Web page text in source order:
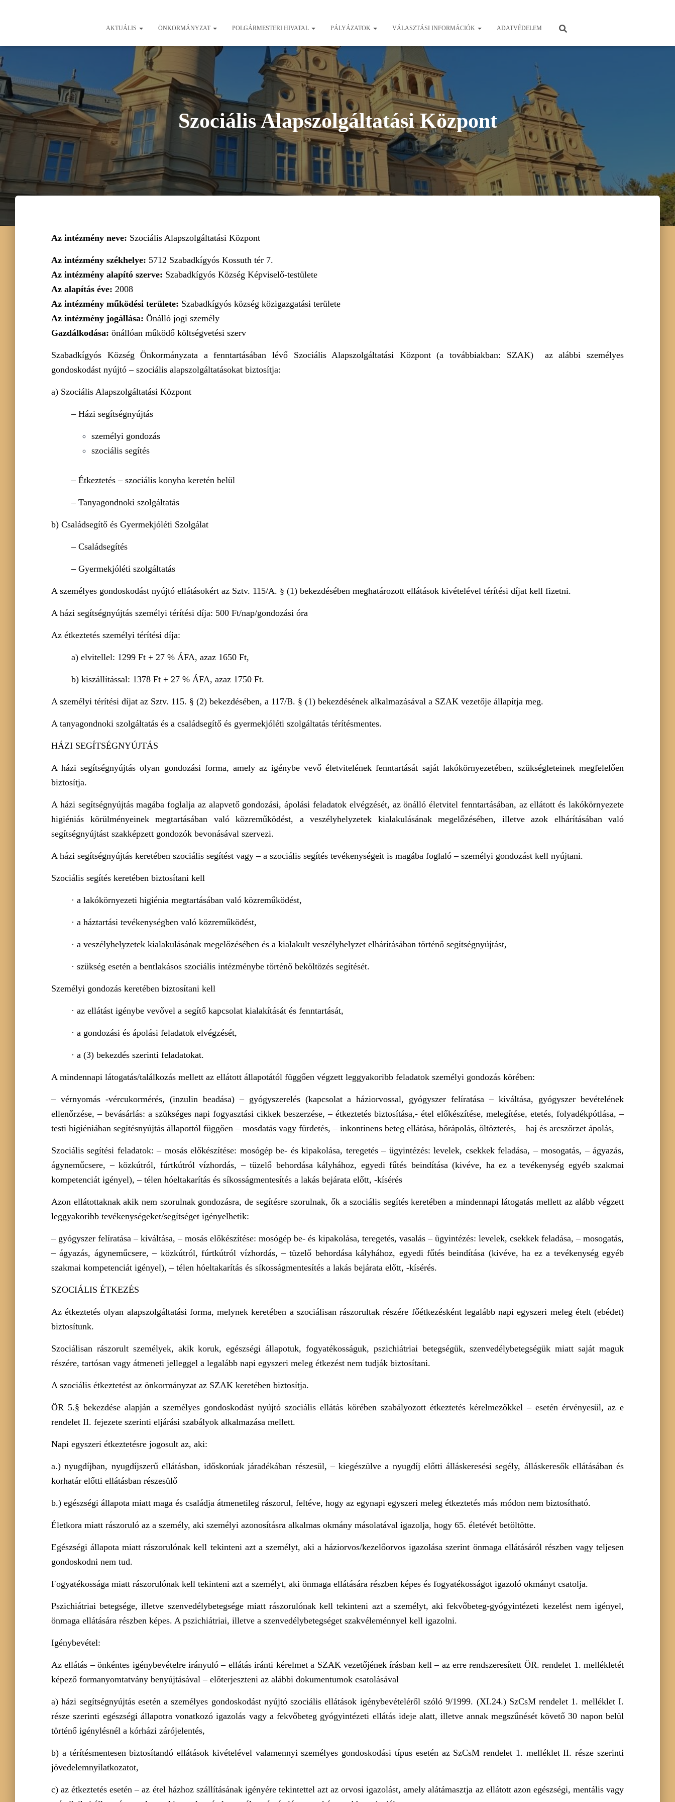
AKTUÁLIS ÖNKORMÁNYZAT POLGÁRMESTERI HIVATAL PÁLYÁZATOK VÁLASZTÁSI INFORMÁCIÓK ADATVÉDELEM
Szociális Alapszolgáltatási Központ
Az intézmény neve: Szociális Alapszolgáltatási Központ
Az intézmény székhelye: 5712 Szabadkígyós Kossuth tér 7.
Az intézmény alapító szerve: Szabadkígyós Község Képviselő-testülete
Az alapítás éve: 2008
Az intézmény működési területe: Szabadkígyós község közigazgatási területe
Az intézmény jogállása: Önálló jogi személy
Gazdálkodása: önállóan működő költségvetési szerv
Szabadkígyós Község Önkormányzata a fenntartásában lévő Szociális Alapszolgáltatási Központ (a továbbiakban: SZAK) az alábbi személyes
gondoskodást nyújtó – szociális alapszolgáltatásokat biztosítja:
a) Szociális Alapszolgáltatási Központ
– Házi segítségnyújtás
személyi gondozás
szociális segítés
– Étkeztetés – szociális konyha keretén belül
– Tanyagondnoki szolgáltatás
b) Családsegítő és Gyermekjóléti Szolgálat
– Családsegítés
– Gyermekjóléti szolgáltatás
A személyes gondoskodást nyújtó ellátásokért az Sztv. 115/A. § (1) bekezdésében meghatározott ellátások kivételével térítési díjat kell fizetni.
A házi segítségnyújtás személyi térítési díja: 500 Ft/nap/gondozási óra
Az étkeztetés személyi térítési díja:
a) elvitellel: 1299 Ft + 27 % ÁFA, azaz 1650 Ft,
b) kiszállítással: 1378 Ft + 27 % ÁFA, azaz 1750 Ft.
A személyi térítési díjat az Sztv. 115. § (2) bekezdésében, a 117/B. § (1) bekezdésének alkalmazásával a SZAK vezetője állapítja meg.
A tanyagondnoki szolgáltatás és a családsegítő és gyermekjóléti szolgáltatás térítésmentes.
HÁZI SEGÍTSÉGNYÚJTÁS
A házi segítségnyújtás olyan gondozási forma, amely az igénybe vevő életvitelének fenntartását saját lakókörnyezetében, szükségleteinek megfelelően
biztosítja.
A házi segítségnyújtás magába foglalja az alapvető gondozási, ápolási feladatok elvégzését, az önálló életvitel fenntartásában, az ellátott és lakókörnyezete
higiéniás körülményeinek megtartásában való közreműködést, a veszélyhelyzetek kialakulásának megelőzésében, illetve azok elhárításában való
segítségnyújtást szakképzett gondozók bevonásával szervezi.
A házi segítségnyújtás keretében szociális segítést vagy – a szociális segítés tevékenységeit is magába foglaló – személyi gondozást kell nyújtani.
Szociális segítés keretében biztosítani kell
· a lakókörnyezeti higiénia megtartásában való közreműködést,
· a háztartási tevékenységben való közreműködést,
· a veszélyhelyzetek kialakulásának megelőzésében és a kialakult veszélyhelyzet elhárításában történő segítségnyújtást,
· szükség esetén a bentlakásos szociális intézménybe történő beköltözés segítését.
Személyi gondozás keretében biztosítani kell
· az ellátást igénybe vevővel a segítő kapcsolat kialakítását és fenntartását,
· a gondozási és ápolási feladatok elvégzését,
· a (3) bekezdés szerinti feladatokat.
A mindennapi látogatás/találkozás mellett az ellátott állapotától függően végzett leggyakoribb feladatok személyi gondozás körében:
– vérnyomás -vércukormérés, (inzulin beadása) – gyógyszerelés (kapcsolat a háziorvossal, gyógyszer felíratása – kiváltása, gyógyszer bevételének
ellenőrzése, – bevásárlás: a szükséges napi fogyasztási cikkek beszerzése, – étkeztetés biztosítása,- étel előkészítése, melegítése, etetés, folyadékpótlása, –
testi higiéniában segítésnyújtás állapottól függően – mosdatás vagy fürdetés, – inkontinens beteg ellátása, bőrápolás, öltöztetés, – haj és arcszőrzet ápolás,
Szociális segítési feladatok: – mosás előkészítése: mosógép be- és kipakolása, teregetés – ügyintézés: levelek, csekkek feladása, – mosogatás, – ágyazás,
ágyneműcsere, – közkútról, fúrtkútról vízhordás, – tüzelő behordása kályhához, egyedi fűtés beindítása (kivéve, ha ez a tevékenység egyéb szakmai
kompetenciát igényel), – télen hóeltakarítás és síkosságmentesítés a lakás bejárata előtt, -kísérés
Azon ellátottaknak akik nem szorulnak gondozásra, de segítésre szorulnak, ők a szociális segítés keretében a mindennapi látogatás mellett az alább végzett
leggyakoribb tevékenységeket/segítséget igényelhetik:
– gyógyszer felíratása – kiváltása, – mosás előkészítése: mosógép be- és kipakolása, teregetés, vasalás – ügyintézés: levelek, csekkek feladása, – mosogatás,
– ágyazás, ágyneműcsere, – közkútról, fúrtkútról vízhordás, – tüzelő behordása kályhához, egyedi fűtés beindítása (kivéve, ha ez a tevékenység egyéb
szakmai kompetenciát igényel), – télen hóeltakarítás és síkosságmentesítés a lakás bejárata előtt, -kísérés.
SZOCIÁLIS ÉTKEZÉS
Az étkeztetés olyan alapszolgáltatási forma, melynek keretében a szociálisan rászorultak részére főétkezésként legalább napi egyszeri meleg ételt (ebédet)
biztosítunk.
Szociálisan rászorult személyek, akik koruk, egészségi állapotuk, fogyatékosságuk, pszichiátriai betegségük, szenvedélybetegségük miatt saját maguk
részére, tartósan vagy átmeneti jelleggel a legalább napi egyszeri meleg étkezést nem tudják biztosítani.
A szociális étkeztetést az önkormányzat az SZAK keretében biztosítja.
ÖR 5.§ bekezdése alapján a személyes gondoskodást nyújtó szociális ellátás körében szabályozott étkeztetés kérelmezőkkel – esetén érvényesül, az e
rendelet II. fejezete szerinti eljárási szabályok alkalmazása mellett.
Napi egyszeri étkeztetésre jogosult az, aki:
a.) nyugdíjban, nyugdíjszerű ellátásban, időskorúak járadékában részesül, – kiegészülve a nyugdíj előtti álláskeresési segély, álláskeresők ellátásában és
korhatár előtti ellátásban részesülő
b.) egészségi állapota miatt maga és családja átmenetileg rászorul, feltéve, hogy az egynapi egyszeri meleg étkeztetés más módon nem biztosítható.
Életkora miatt rászoruló az a személy, aki személyi azonosításra alkalmas okmány másolatával igazolja, hogy 65. életévét betöltötte.
Egészségi állapota miatt rászorulónak kell tekinteni azt a személyt, aki a háziorvos/kezelőorvos igazolása szerint önmaga ellátásáról részben vagy teljesen
gondoskodni nem tud.
Fogyatékossága miatt rászorulónak kell tekinteni azt a személyt, aki önmaga ellátására részben képes és fogyatékosságot igazoló okmányt csatolja.
Pszichiátriai betegsége, illetve szenvedélybetegsége miatt rászorulónak kell tekinteni azt a személyt, aki fekvőbeteg-gyógyintézeti kezelést nem igényel,
önmaga ellátására részben képes. A pszichiátriai, illetve a szenvedélybetegséget szakvéleménnyel kell igazolni.
Igénybevétel:
Az ellátás – önkéntes igénybevételre irányuló – ellátás iránti kérelmet a SZAK vezetőjének írásban kell – az erre rendszeresített ÖR. rendelet 1. mellékletét
képező formanyomtatvány benyújtásával – előterjeszteni az alábbi dokumentumok csatolásával
a) házi segítségnyújtás esetén a személyes gondoskodást nyújtó szociális ellátások igénybevételéről szóló 9/1999. (XI.24.) SzCsM rendelet 1. melléklet I.
része szerinti egészségi állapotra vonatkozó igazolás vagy a fekvőbeteg gyógyintézeti ellátás ideje alatt, illetve annak megszűnését követő 30 napon belül
történő igénylésnél a kórházi zárójelentés,
b) a térítésmentesen biztosítandó ellátások kivételével valamennyi személyes gondoskodási típus esetén az SzCsM rendelet 1. melléklet II. része szerinti
jövedelemnyilatkozatot,
c) az étkeztetés esetén – az étel házhoz szállításának igényére tekintettel azt az orvosi igazolást, amely alátámasztja az ellátott azon egészségi, mentális vagy